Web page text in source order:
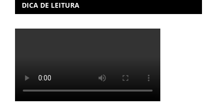
DICA DE LEITURA